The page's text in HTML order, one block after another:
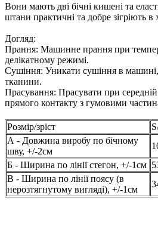
Вони мають дві бічні кишені та
штани практичні та добре зігріють
Догляд:
Прання: Машинне прання при
делікатному режимі.
Сушіння: Уникати сушіння в
тканини.
Прасування: Прасувати при
прямого контакту з гумовими
Розмір/зріст
А - Довжина виробу по бічному
шву, +/-2см
Б - Ширина по лінії стегон, +/-1см
В - Ширина по лінії поясу (в
нерозтягнутому вигляді), +/-1см